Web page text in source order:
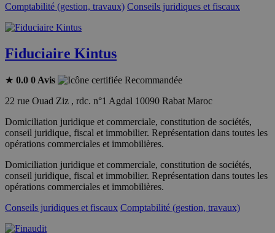
Comptabilité (gestion, travaux) Conseils juridiques et fiscaux
Fiduciaire Kintus
★ 0.0 0 Avis
Recommandée
22 rue Ouad Ziz , rdc. n°1 Agdal 10090 Rabat Maroc
Domiciliation juridique et commerciale, constitution de sociétés,
conseil juridique, fiscal et immobilier. Représentation dans toutes les
opérations commerciales et immobilières.
Domiciliation juridique et commerciale, constitution de sociétés,
conseil juridique, fiscal et immobilier. Représentation dans toutes les
opérations commerciales et immobilières.
Conseils juridiques et fiscaux Comptabilité (gestion, travaux)